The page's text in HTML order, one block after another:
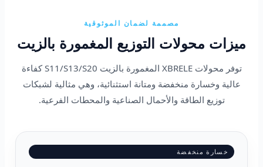
مصممة لضمان الموثوقية
ميزات محولات التوزيع المغمورة بالزيت
توفر محولات XBRELE المغمورة بالزيت S11/S13/S20 كفاءة
عالية وخسارة منخفضة ومتانة استثنائية، وهي مثالية لشبكات
توزيع الطاقة والأحمال الصناعية والمحطات الفرعية.
خسارة منخفضة